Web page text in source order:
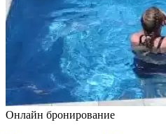
Онлайн бронирование